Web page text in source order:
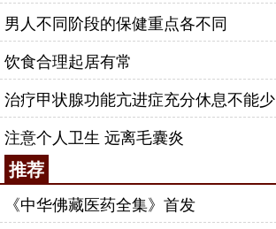
男人不同阶段的保健重点各不同
饮食合理起居有常
治疗甲状腺功能亢进症充分休息不能少
注意个人卫生 远离毛囊炎
推荐
《中华佛藏医药全集》首发